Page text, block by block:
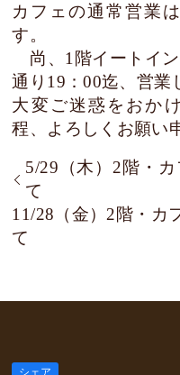
カフェの通常営業
す。
尚、1階イートイ
通り19：00迄、営業
大変ご迷惑をおか
程、よろしくお願い
5/29（木）2階・
て
11/28（金）2階・カ
て
シェア